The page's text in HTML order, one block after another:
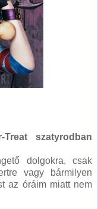
szatyrodban
dolgokra, csak
vagy bármilyen
az óráim miatt nem